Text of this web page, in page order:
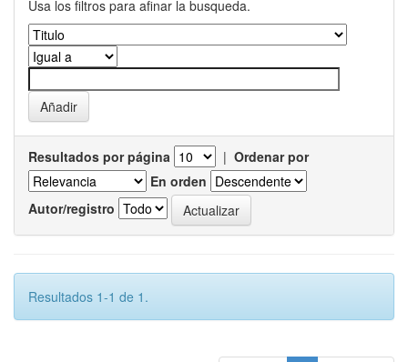
Usa los filtros para afinar la busqueda.
Resultados por página | Ordenar por
En orden
Autor/registro
Resultados 1-1 de 1.